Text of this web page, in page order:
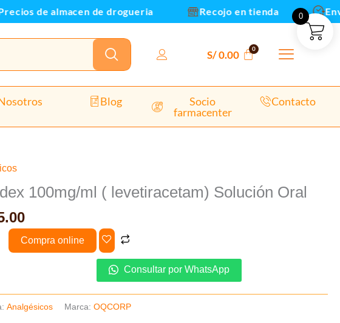
de almacen de drogueria Recojo en tienda Envios
S/0.00
Blog
Socio
farmacenter
Contacto
100mg/ml ( levetiracetam) Solución Oral
Compra online
Consultar por WhatsApp
Analgésicos Marca:OQCORP
0